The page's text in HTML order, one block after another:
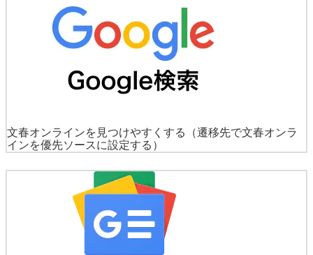
文春オンラインを見つけやすくする
（遷移先で文春オンラ
インを優先ソースに設定する）